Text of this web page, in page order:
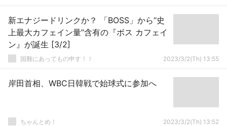
新エナジードリンクか？ 「BOSS」から“史
上最大カフェイン量”含有の『ボス カフェイ
ン』が誕生 [3/2]
国難にあってもの申す！！ 2023/3/2(Th) 13:55
岸田首相、WBC日韓戦で始球式に参加へ
ちゃんとめ！ 2023/3/2(Th) 13:52